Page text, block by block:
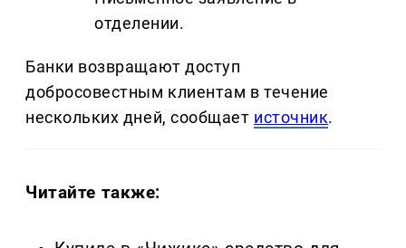
отделении.
Банки возвращают доступ
добросовестным клиентам в течение
нескольких дней, сообщает источник.
Читайте также: